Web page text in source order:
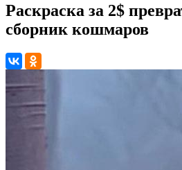
Раскраска за 2$
сборник кошмаров